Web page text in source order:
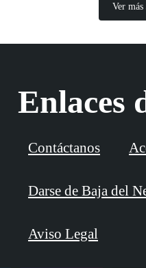
Ver más
Enlaces
Contáctanos
Darse de Baja del
Aviso Legal